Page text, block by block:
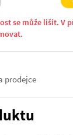
se může lišit. V
prodejce